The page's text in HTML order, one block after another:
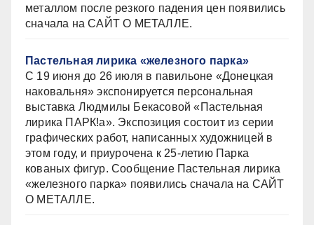
металлом после резкого падения цен появились
сначала на САЙТ О МЕТАЛЛЕ.
Пастельная лирика «железного парка»
С 19 июня до 26 июля в павильоне «Донецкая
наковальня» экспонируется персональная
выставка Людмилы Бекасовой «Пастельная
лирика ПАРК!а». Экспозиция состоит из серии
графических работ, написанных художницей в
этом году, и приурочена к 25-летию Парка
кованых фигур. Сообщение Пастельная лирика
«железного парка» появились сначала на САЙТ
О МЕТАЛЛЕ.